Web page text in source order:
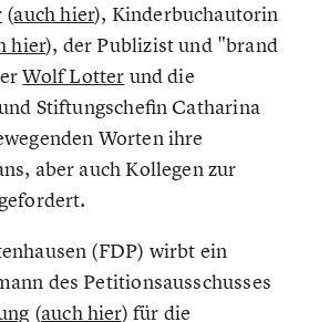
(auch hier), Kinderbuchautorin
hier), der Publizist und "brand
Wolf Lotter und die
Stiftungschefin Catharina
Worten ihre
aber auch Kollegen zur
(FDP) wirbt ein
des Petitionsausschusses
(auch hier) für die